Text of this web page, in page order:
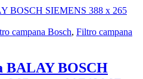
campana Bosch, Filtro campana
BALAY BOSCH